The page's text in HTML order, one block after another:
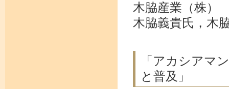
木脇産業（株）
木脇義貴氏，木
「アカシアマ
と普及」